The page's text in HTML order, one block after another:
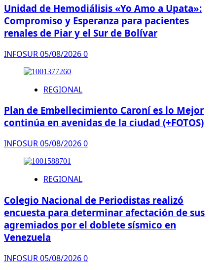
Unidad de Hemodiálisis «Yo Amo a Upata»:
Compromiso y Esperanza para pacientes
renales de Piar y el Sur de Bolívar
INFOSUR05/08/20260
REGIONAL
Plan de Embellecimiento Caroní es lo Mejor
continúa en avenidas de la ciudad (+FOTOS)
INFOSUR05/08/20260
REGIONAL
Colegio Nacional de Periodistas realizó
encuesta para determinar afectación de sus
agremiados por el doblete sísmico en
Venezuela
INFOSUR05/08/20260